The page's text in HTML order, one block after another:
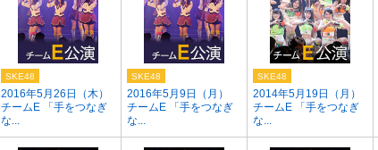
2016年5月26日（木）
チームE 「手をつなぎ
な...
SKE48
2016年5月9日（月）
チームE 「手をつなぎ
な...
SKE48
2014年5月19日（月）
チームE 「手をつなぎ
な...
SKE48